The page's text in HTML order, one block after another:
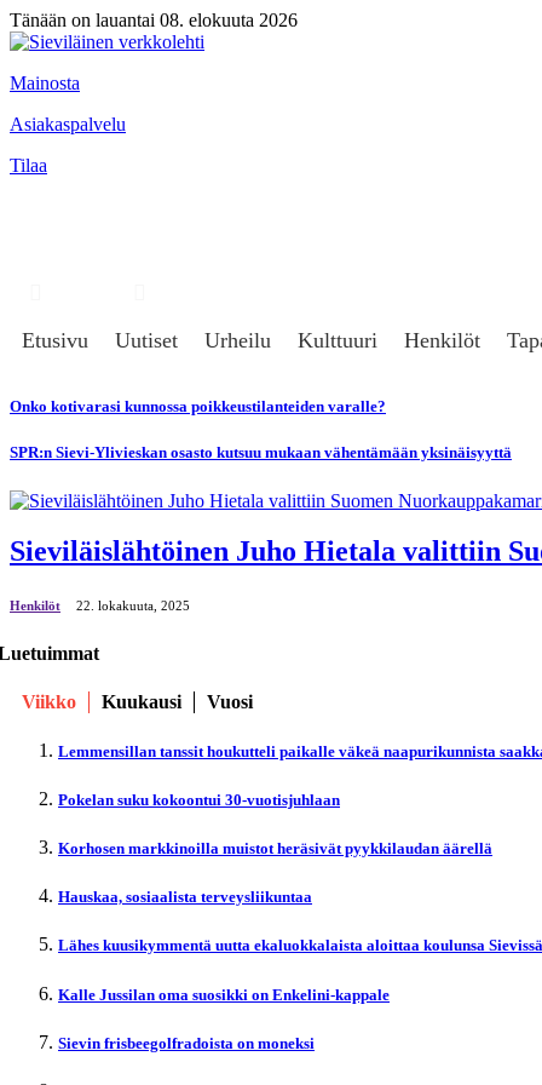
Tänään on lauantai 08. elokuuta 2026
Mainosta
Asiakaspalvelu
Tilaa
Etusivu Uutiset Urheilu Kulttuuri Henkilöt
Onko kotivarasi kunnossa poikkeustilanteiden varalle?
SPR:n Sievi-Ylivieskan osasto kutsuu mukaan vähentämään yksinäisyyttä
Sieviläislähtöinen Juho Hietala valittiin
Henkilöt 22. lokakuuta, 2025
Viikko Kuukausi Vuosi
Lemmensillan tanssit houkutteli paikalle väkeä naapurikunnista
Pokelan suku kokoontui 30-vuotisjuhlaan
Korhosen markkinoilla muistot heräsivät pyykkilaudan äärellä
Hauskaa, sosiaalista terveysliikuntaa
Lähes kuusikymmentä uutta ekaluokkalaista aloittaa koulunsa Sievissä
Kalle Jussilan oma suosikki on Enkelini-kappale
Sievin frisbeegolfradoista on moneksi